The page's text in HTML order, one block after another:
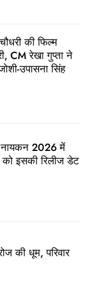
की फिल्म
CM रेखा गुप्ता ने
उपासना सिंह
2026 में
इसकी रिलीज डेट
की धूम, परिवार